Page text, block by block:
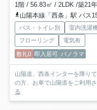
1階 / 56.83㎡ / 2LDK /築21年
山陽本線「西条」駅 バス
バス・トイレ別 室内洗濯
フローリング
電気有
敷礼0 即入居可 パノラマ
山陽道、西条インターを降り
の方、お車で山陽道をご利用
る